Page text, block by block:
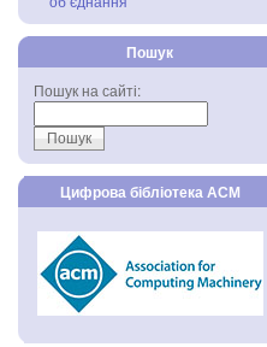
Пошук
Пошук на сайті:
Цифрова бібліотека АСМ